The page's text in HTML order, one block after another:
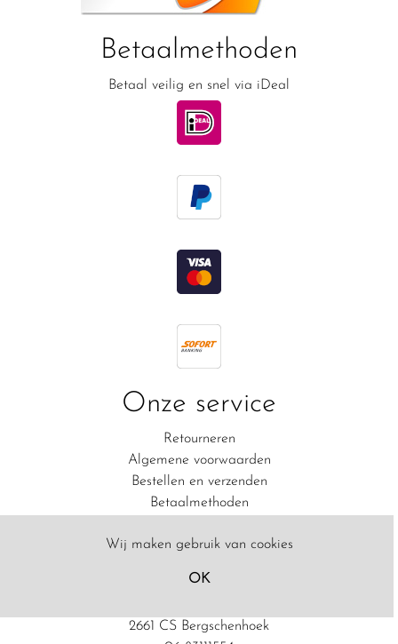
Wij maken gebruik van cookies
OK
Betaalmethoden
Betaal veilig en snel via iDeal
Onze service
Retourneren
Algemene voorwaarden
Bestellen en verzenden
Betaalmethoden
Ruiterhuis Lansbergen
2661 CS Bergschenhoek